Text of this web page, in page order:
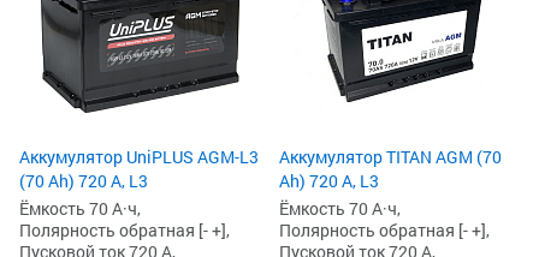
Аккумулятор UniPLUS AGM-L3
(70 Ah) 720 А, L3
Ёмкость 70 А·ч,
Полярность обратная [- +],
Пусковой ток 720 А,
Аккумулятор TITAN AGM (70
Ah) 720 А, L3
Ёмкость 70 А·ч,
Полярность обратная [- +],
Пусковой ток 720 А,